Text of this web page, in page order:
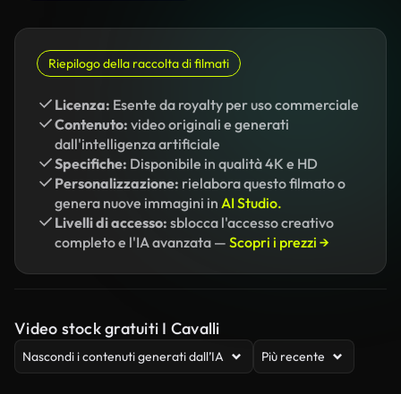
Riepilogo della raccolta di filmati
Licenza: Esente da royalty per uso commerciale
Contenuto: video originali e generati
dall'intelligenza artificiale
Specifiche: Disponibile in qualità 4K e HD
Personalizzazione: rielabora questo filmato o
genera nuove immagini in AI Studio.
Livelli di accesso: sblocca l'accesso creativo
completo e l'IA avanzata — Scopri i prezzi →
Video stock gratuiti I Cavalli
Nascondi i contenuti generati dall’IA Più recente